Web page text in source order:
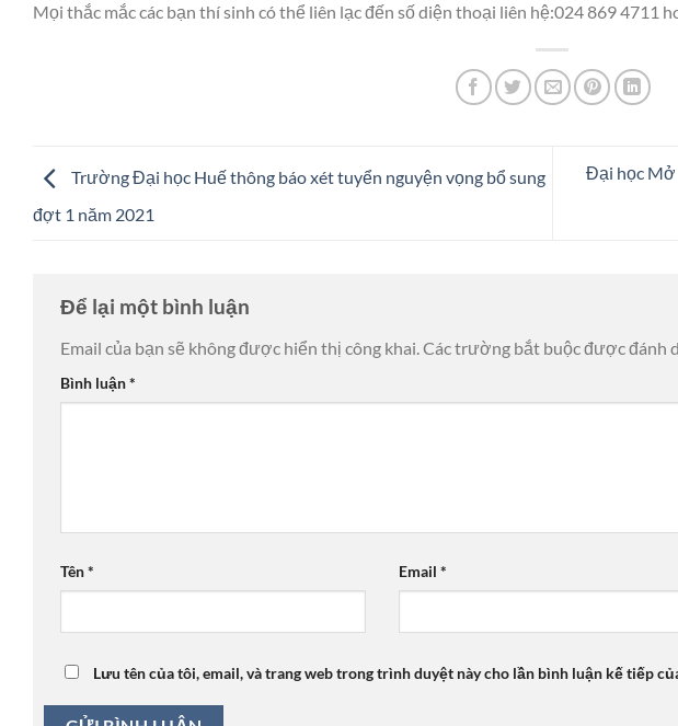
Mọi thắc mắc các bạn thí sinh có thể liên lạc đến số diện thoại liên hệ:024 869 4711
Trường Đại học Huế thông báo xét tuyển nguyện vọng bổ sung
đợt 1 năm 2021
Đại học Mở
Để lại một bình luận
Email của bạn sẽ không được hiển thị công khai.Các trường bắt buộc được đánh
Bình luận*
Tên* Email*
Lưu tên của tôi, email, và trang web trong trình duyệt này cho lần bình luận kế tiếp